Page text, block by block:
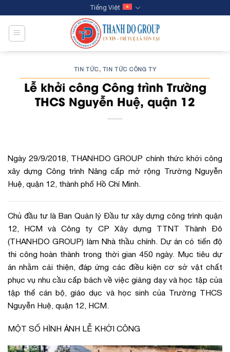
to
content
Tiếng Việt
TIN TỨC, TIN TỨC CÔNG TY
Lễ khởi công Công trình Trường
THCS Nguyễn Huệ, quận 12
Ngày 29/9/2018, THANHDO GROUP chính thức khởi công
xây dựng Công trình Nâng cấp mở rộng Trường Nguyễn
Huệ, quận 12, thành phố Hồ Chí Minh.
Chủ đầu tư là Ban Quản lý Đầu tư xây dựng công trình quận
12, HCM và Công ty CP Xây dựng TTNT Thành Đô
(THANHDO GROUP) làm Nhà thầu chính. Dự án có tiến độ
thi công hoàn thành trong thời gian 450 ngày. Mục tiêu dự
án nhằm cải thiện, đáp ứng các điều kiện cơ sở vật chất
phục vụ nhu cầu cấp bách về việc giảng dạy và học tập của
tập thể cán bộ, giáo dục và học sinh của Trường THCS
Nguyễn Huệ, quận 12, HCM.
MỘT SỐ HÌNH ẢNH LỄ KHỞI CÔNG